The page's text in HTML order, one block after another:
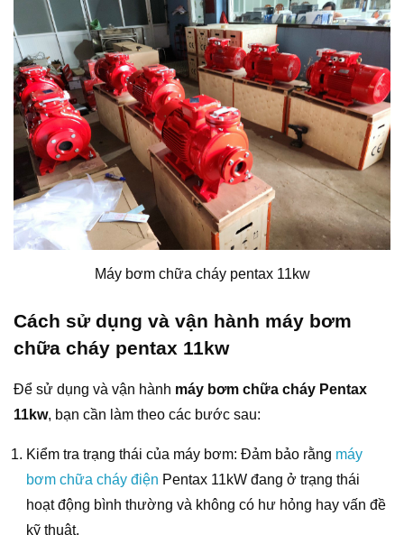
Máy bơm chữa cháy pentax 11kw
Cách sử dụng và vận hành máy bơm
chữa cháy pentax 11kw
Để sử dụng và vận hành máy bơm chữa cháy Pentax
11kw, bạn cần làm theo các bước sau:
Kiểm tra trạng thái của máy bơm: Đảm bảo rằng máy
bơm chữa cháy điện Pentax 11kW đang ở trạng thái
hoạt động bình thường và không có hư hỏng hay vấn đề
kỹ thuật.